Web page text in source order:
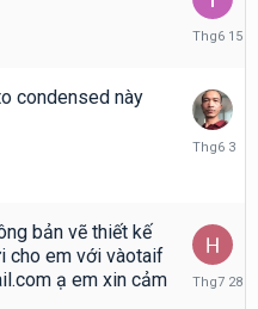
Tháng
condensed này
Tháng
bản vẽ thiết kế
cho em với vàotaif
ạ em xin cảm
Tháng